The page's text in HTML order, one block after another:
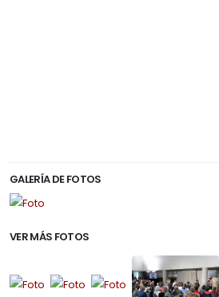
GALERÍA DE FOTOS
VER MÁS FOTOS